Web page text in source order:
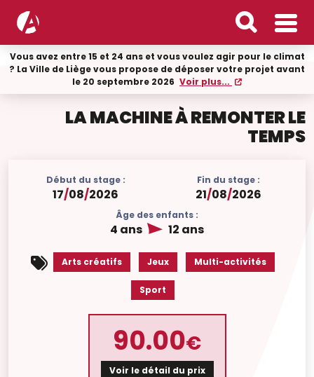
Vous avez entre 15 et 24 ans et vous voulez agir pour le climat
? La Ville de Liège vous propose de déposer votre projet avant
le 20 septembre 2026 Voir plus...
LA MACHINE À REMONTER LE
TEMPS
Début du stage :
17/08/2026
Fin du stage :
21/08/2026
Âge des enfants :
4 ans 12 ans
Arts créatifs Jeux Multi-activités
Sport
90.00€
Voir le détail du prix